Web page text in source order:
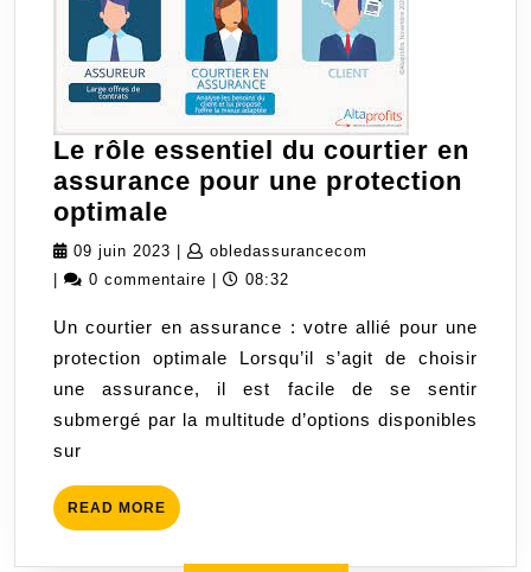
Le rôle essentiel du courtier en
assurance pour une protection
optimale
rôle
essentiel
courtier
en
assurance
pour
protection
optimale
09 juin 2023 09
juin
obledassurancecom
0 commentaire 08:32
Un courtier en assurance : votre allié pour une
protection optimale Lorsqu’il s’agit de choisir
une assurance, il est facile de se sentir
submergé par la multitude d’options disponibles
sur
READ MORE READ
MORE